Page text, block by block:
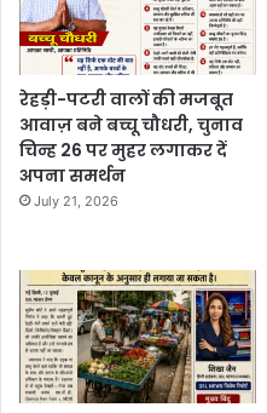
रेहड़ी-पटरी वालों की मजबूत
आवाज़ बने बच्चू चौधरी, चुनाव
चिन्ह 26 पर मुहर लगाकर दें
अपना समर्थन
July 21, 2026